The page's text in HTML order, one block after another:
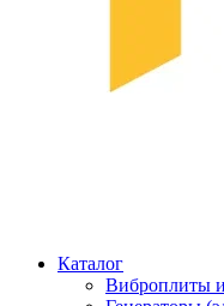
Каталог
Виброплиты